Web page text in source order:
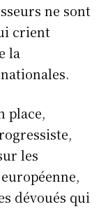
ne sont
crient
la
place,
les
dévoués qui